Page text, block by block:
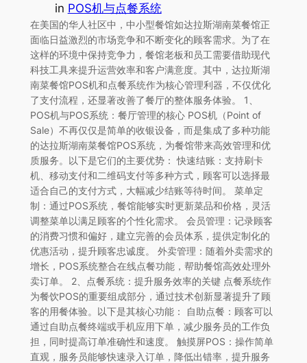
in POS机与点餐系统
在美国的华人社区中，中小型餐馆如达拉斯湖南菜餐馆正
面临日益激烈的市场竞争和不断变化的顾客需求。为了在
这样的环境中保持竞争力，餐馆老板和员工需要借助现代
科技工具来提升运营效率和客户满意度。其中，达拉斯湖
南菜餐馆POS机和点餐系统作为核心管理利器，不仅优化
了支付流程，还显著改善了餐厅的整体服务体验。 1、
POS机与POS系统：餐厅管理的核心 POS机（Point of
Sale）不再仅仅是简单的收银设备，而是集成了多种功能
的达拉斯湖南菜餐馆POS系统，为餐馆带来高效管理和优
质服务。以下是它们的主要优势： 快速结账：支持刷卡
机、移动支付和二维码支付等多种方式，顾客可以选择最
适合自己的支付方式，大幅减少结账等待时间。 菜单定
制：通过POS系统，餐馆能够实时更新菜品和价格，灵活
调整菜单以满足顾客的个性化需求。 会员管理：记录顾客
的消费习惯和偏好，建立完善的会员体系，提供定制化的
优惠活动，提升顾客忠诚度。 外卖管理：随着外卖需求的
增长，POS系统整合在线点餐功能，帮助餐馆高效处理外
卖订单。 2、点餐系统：提升服务效率的关键 点餐系统作
为餐饮POS的重要组成部分，通过技术创新显著提升了顾
客的用餐体验。以下是其核心功能： 自助点餐：顾客可以
通过自助点餐终端或手机应用下单，减少服务员的工作负
担，同时提高订单准确性和速度。 触摸屏POS：操作简单
直观，服务员能够快速录入订单，降低出错率，提升服务